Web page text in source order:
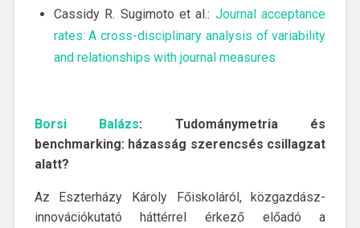
Cassidy R. Sugimoto et al.: Journal acceptance
rates: A cross-disciplinary analysis of variability
and relationships with journal measures
Borsi Balázs: Tudománymetria és
benchmarking: házasság szerencsés csillagzat
alatt?
Az Eszterházy Károly Főiskoláról, közgazdász-
innovációkutató háttérrel érkező előadó a